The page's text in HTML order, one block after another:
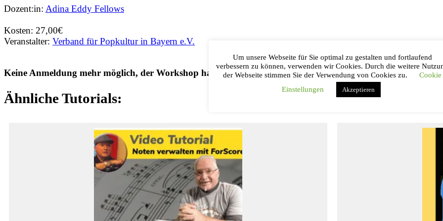
Dozent:in: Adina Eddy Fellows
Kosten: 27,00€
Veranstalter: Verband für Popkultur in Bayern e.V.
Keine Anmeldung mehr möglich, der Workshop hat bereits stattgefunden.
Ähnliche Tutorials:
Um unsere Webseite für Sie optimal zu gestalten und fortlaufend
verbessern zu können, verwenden wir Cookies. Durch die weitere
der Webseite stimmen Sie der Verwendung von Cookies zu.
Cookie
Einstellungen
Akzeptieren